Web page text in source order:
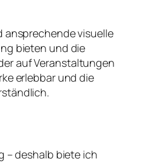
visuelle
bieten und die
auf Veranstaltungen
erlebbar und die
– deshalb biete ich